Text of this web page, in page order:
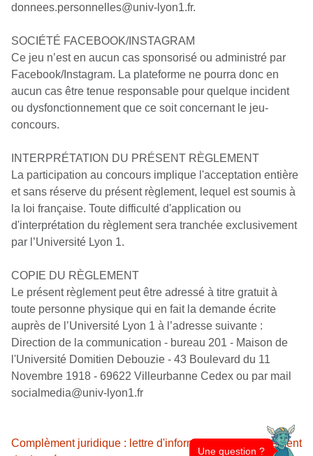
donnees.personnelles@univ-lyon1.fr.
SOCIÉTÉ FACEBOOK/INSTAGRAM
Ce jeu n’est en aucun cas sponsorisé ou administré par
Facebook/Instagram. La plateforme ne pourra donc en
aucun cas être tenue responsable pour quelque incident
ou dysfonctionnement que ce soit concernant le jeu-
concours.
INTERPRÉTATION DU PRÉSENT RÈGLEMENT
La participation au concours implique l'acceptation entière
et sans réserve du présent règlement, lequel est soumis à
la loi française. Toute difficulté d'application ou
d'interprétation du règlement sera tranchée exclusivement
par l’Université Lyon 1.
COPIE DU RÈGLEMENT
Le présent règlement peut être adressé à titre gratuit à
toute personne physique qui en fait la demande écrite
auprès de l’Université Lyon 1 à l’adresse suivante :
Direction de la communication - bureau 201 - Maison de
l'Université Domitien Debouzie - 43 Boulevard du 11
Novembre 1918 - 69622 Villeurbanne Cedex ou par mail
socialmedia@univ-lyon1.fr
Complèment juridique : lettre d'information sur le traitement
Une question ?